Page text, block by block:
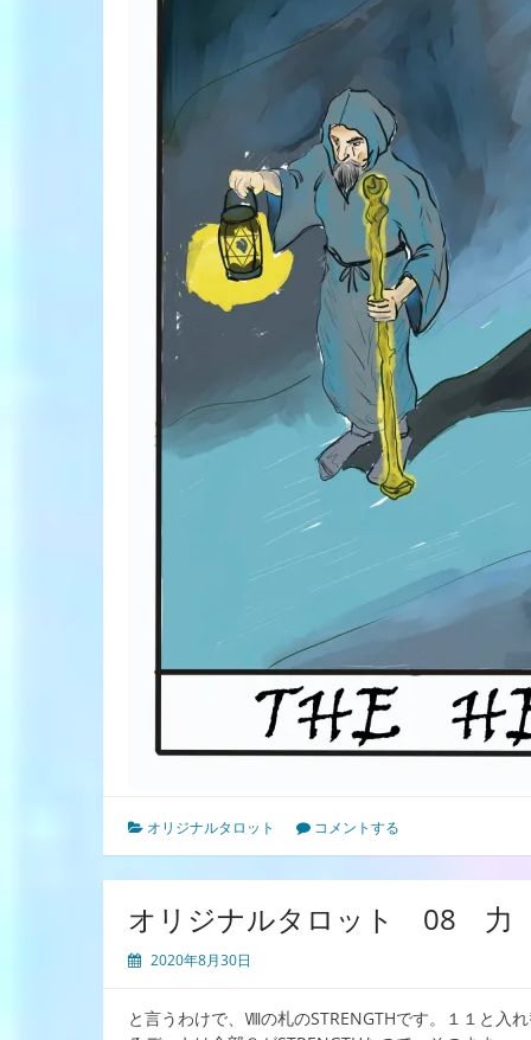
オリジナルタロット コメントする
オリジナルタロット 08 力
2020年8月30日
と言うわけで、Ⅷの札のSTRENGTHです。１１と入